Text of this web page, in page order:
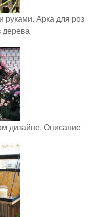
руками. Арка для роз
дерева
дизайне. Описание